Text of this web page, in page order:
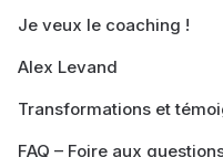
Je veux le coaching !
Alex Levand
Transformations et
FAQ – Foire aux